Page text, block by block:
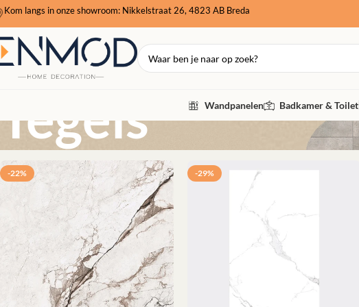
Kom langs in onze showroom: Nikkelstraat 26, 4823 AB Breda
Wandpanelen Badkamer & Toilet
Tegels
-22% -29%